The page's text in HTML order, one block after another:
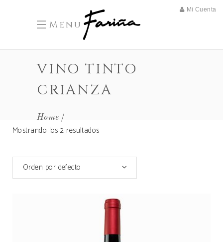
Menu
Mi Cuenta
VINO TINTO
CRIANZA
Home
Mostrando los 2 resultados
Orden por defecto